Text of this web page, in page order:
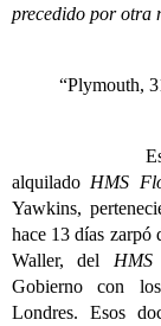
precedido por otra
“Plymouth, 31
Está
alquilado HMS
Yawkins,
hace 13 días zarpó
Waller, del HMS
Gobierno con
Londres. Esos